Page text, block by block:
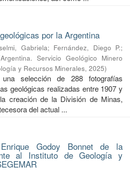
por la Argentina
Gabriela; Fernández, Diego P.;
Argentina. Servicio Geológico Minero
y Recursos Minerales, 2025)
selección de 288 fotografías
geológicas realizadas entre 1907 y
creación de la División de Minas,
del actual ...
Godoy Bonnet de la
al Instituto de Geología y